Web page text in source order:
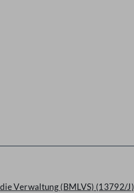
Verwaltung (BMLVS) (13792/J)